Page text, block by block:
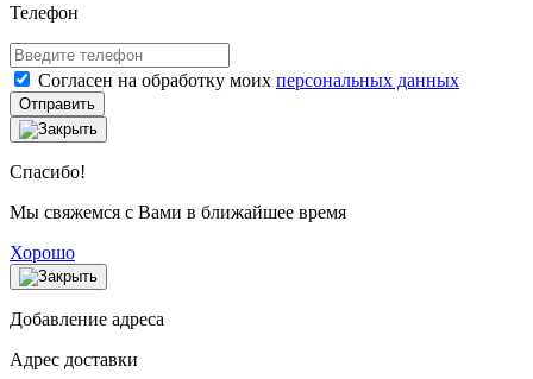
Телефон
Согласен на обработку моих персональных данных
Отправить
Спасибо!
Мы свяжемся с Вами в ближайшее время
Хорошо
Добавление адреса
Адрес доставки